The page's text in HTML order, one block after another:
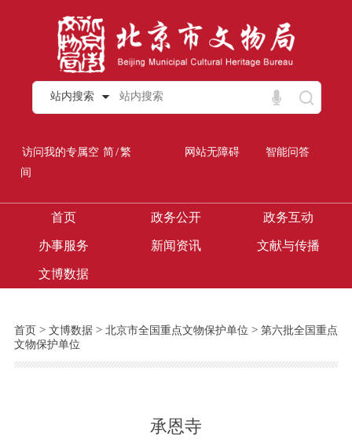
站内搜索
访问我的专属空
间
简/繁 网站无障碍 智能问答
首页 政务公开 政务互动
办事服务 新闻资讯 文献与传播
文博数据
首页> 文博数据> 北京市全国重点文物保护单位 > 第六批全国重点
文物保护单位
承恩寺